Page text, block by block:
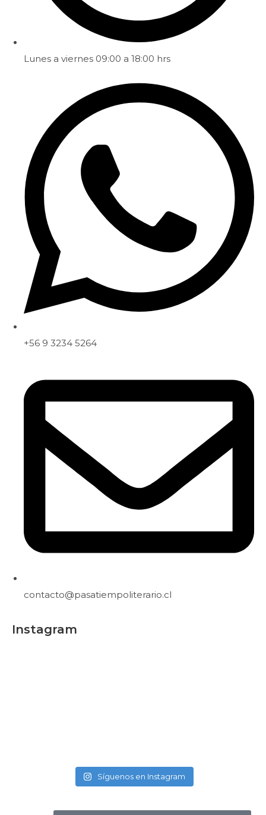
Lunes a viernes 09:00 a 18:00 hrs
+56 9 3234 5264
contacto@pasatiempoliterario.cl
Instagram
Síguenos en Instagram